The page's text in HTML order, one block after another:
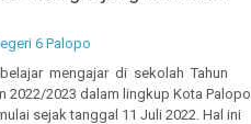
6 Palopo
mengajar di sekolah Tahun
2022/2023 dalam lingkup Kota Palopo
sejak tanggal 11 Juli 2022. Hal ini